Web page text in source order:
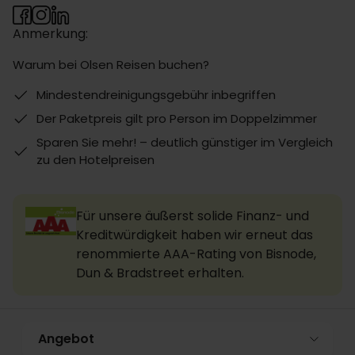
Anmerkung:
Warum bei Olsen Reisen buchen?
Mindestendreinigungsgebühr inbegriffen
Der Paketpreis gilt pro Person im Doppelzimmer
Sparen Sie mehr! – deutlich günstiger im Vergleich
zu den Hotelpreisen
Für unsere äußerst solide Finanz- und
Kreditwürdigkeit haben wir erneut das
renommierte AAA-Rating von Bisnode,
Dun & Bradstreet erhalten.
Angebot